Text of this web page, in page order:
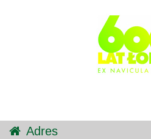
Adres